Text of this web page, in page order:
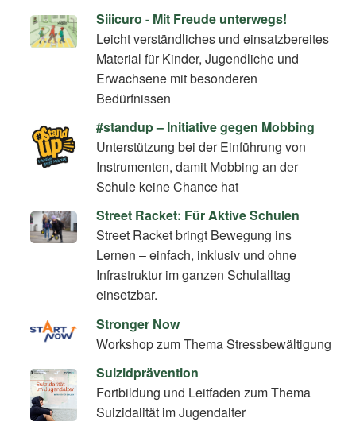
Siiicuro - Mit Freude unterwegs!
Leicht verständliches und einsatzbereites
Material für Kinder, Jugendliche und
Erwachsene mit besonderen
Bedürfnissen
#standup – Initiative gegen Mobbing
Unterstützung bei der Einführung von
Instrumenten, damit Mobbing an der
Schule keine Chance hat
Street Racket: Für Aktive Schulen
Street Racket bringt Bewegung ins
Lernen – einfach, inklusiv und ohne
Infrastruktur im ganzen Schulalltag
einsetzbar.
Stronger Now
Workshop zum Thema Stressbewältigung
Suizidprävention
Fortbildung und Leitfaden zum Thema
Suizidalität im Jugendalter